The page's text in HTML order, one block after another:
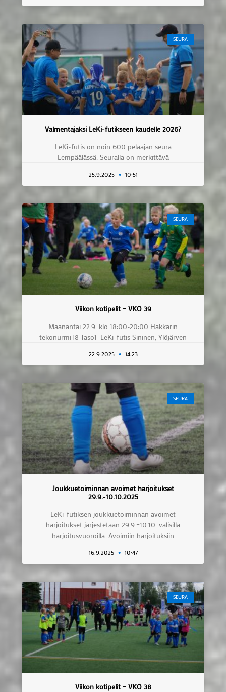
SEURA
Valmentajaksi LeKi-futikseen kaudelle 2026?
LeKi-futis on noin 600 pelaajan seura
Lempäälässä. Seuralla on merkittävä
25.9.2025 10:51
SEURA
Viikon kotipelit – VKO 39
Maanantai 22.9. klo 18:00-20:00 Hakkarin
tekonurmiT8 Taso1: LeKi-futis Sininen, Ylöjärven
22.9.2025 14:23
SEURA
Joukkuetoiminnan avoimet harjoitukset
29.9.-10.10.2025
LeKi-futiksen joukkuetoiminnan avoimet
harjoitukset järjestetään 29.9.–10.10. välisillä
harjoitusvuoroilla. Avoimiin harjoituksiin
16.9.2025 10:47
SEURA
Viikon kotipelit – VKO 38